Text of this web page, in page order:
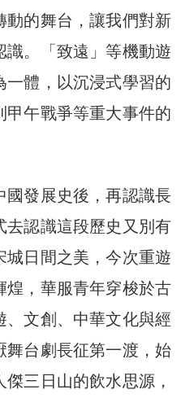
動的舞台，讓我們對新
識。「致遠」等機動遊
一體，以沉浸式學習的
甲午戰爭等重大事件的
國發展史後，再認識長
去認識這段歷史又別有
城日間之美，今次重遊
煌，華服青年穿梭於古
文創、中華文化與經
舞台劇長征第一渡，始
三日山的飲水思源，